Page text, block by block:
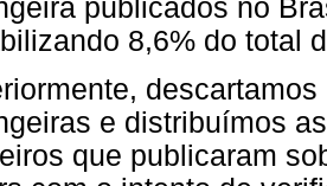
publicados no
8,6% do total
e distribuímos
que publicaram